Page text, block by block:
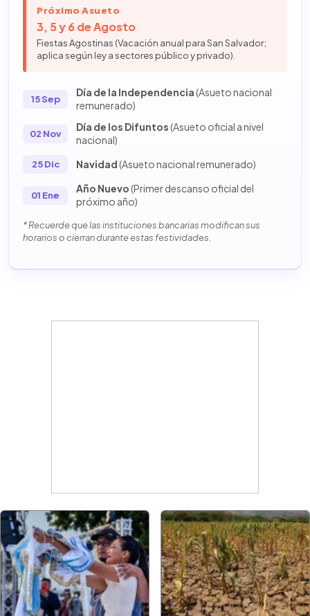
Próximo Asueto
3, 5 y 6 de Agosto
Fiestas Agostinas (Vacación anual para San Salvador;
aplica según ley a sectores público y privado).
15 Sep
Día de la Independencia(Asueto nacional
remunerado)
02 Nov
Día de los Difuntos(Asueto oficial a nivel
nacional)
25 Dic Navidad(Asueto nacional remunerado)
01 Ene
Año Nuevo(Primer descanso oficial del
próximo año)
* Recuerde que las instituciones bancarias modifican sus
horarios o cierran durante estas festividades.